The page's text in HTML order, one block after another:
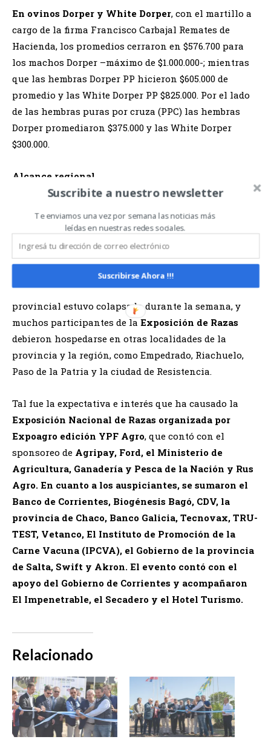
En ovinos Dorper y White Dorper, con el martillo a
cargo de la firma Francisco Carbajal Remates de
Hacienda, los promedios cerraron en $576.700 para
los machos Dorper –máximo de $1.000.000-; mientras
que las hembras Dorper PP hicieron $605.000 de
promedio y las White Dorper PP $825.000. Por el lado
de las hembras puras por cruza (PPC) las hembras
Dorper promediaron $375.000 y las White Dorper
$300.000.
Alcance regional
cabañas, de los expositores comerciales, sponsors,
visitantes y criadores de Argentina y el Mercosur,
generó también unimportante movimiento
económico para Corrientes y sus zonas de
influencia. La capacidad hotelera de la capital
provincial estuvo colapsada durante la semana, y
muchos participantes de la Exposición de Razas
debieron hospedarse en otras localidades de la
provincia y la región, como Empedrado, Riachuelo,
Paso de la Patria y la ciudad de Resistencia.
Tal fue la expectativa e interés que ha causado la
Exposición Nacional de Razas organizada por
Expoagro edición YPF Agro, que contó con el
sponsoreo de Agripay, Ford, el Ministerio de
Agricultura, Ganadería y Pesca de la Nación y Rus
Agro. En cuanto a los auspiciantes, se sumaron el
Banco de Corrientes, Biogénesis Bagó, CDV, la
provincia de Chaco, Banco Galicia, Tecnovax, TRU-
TEST, Vetanco, El Instituto de Promoción de la
Carne Vacuna (IPCVA), el Gobierno de la provincia
de Salta, Swift y Akron. El evento contó con el
apoyo del Gobierno de Corrientes y acompañaron
El Impenetrable, el Secadero y el Hotel Turismo.
Relacionado
Suscribite a nuestro newsletter
Te enviamos una vez por semana las noticias más
leídas en nuestras redes sociales.
Suscribirse Ahora !!!